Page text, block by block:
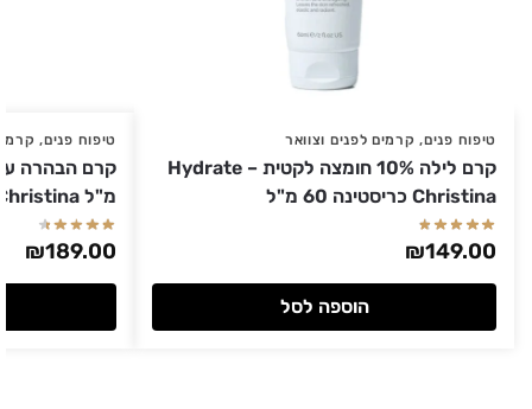
טיפוח פנים, קרמים לפנים וצוואר
קרם לילה 10% חומצה לקטית Hydrate –
Christina כריסטינה 60 מ"ל
₪149.00
הוספה לסל
טיפוח פנים,
מ"ל Christina כריסטינה
₪189.00